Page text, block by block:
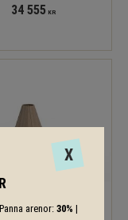
34 555 KR
X
arenor: 30% |